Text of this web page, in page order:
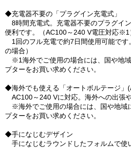
◆充電器不要の「プラグイン充電式」
8時間充電式。充電器不要のプラグイ
便利です。（AC100～240 V電圧対応※1
1回のフル充電で約7日間使用可能です
の場合）
※1海外でご使用の場合には、国や地
プターをお買い求めください。
◆海外でも使える「オートボルテージ」
AC100～240 Vに対応。海外への出張
※海外でご使用の場合には、国や地域
プターをお買い求めください。
◆手になじむデザイン
手になじむラウンドしたフォルムで使